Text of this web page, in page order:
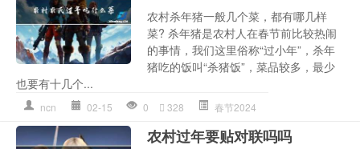
农村杀年猪一般几个菜，都有哪几样
菜? 杀年猪是农村人在春节前比较热闹
的事情，我们这里俗称“过小年”，杀年
猪吃的饭叫“杀猪饭”，菜品较多，最少
也要有十几个...
ncn 02-15 0 328 春节2024
农村过年要贴对联吗吗